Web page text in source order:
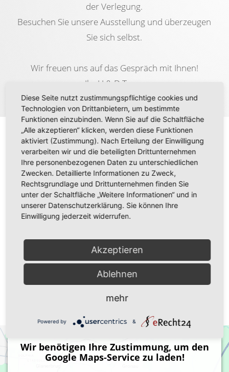
der Verlegung.
Besuchen Sie unsere Ausstellung und überzeugen
Sie sich selbst.
Wir freuen uns auf das Gespräch mit Ihnen!
Ihr H & D Team
Aktuelles
Durch die ständige Aktualisierung unseres
Fliesenfachmarktes und der Erweiterung
unseres Lagers können wir ganzjährig
Restposten zum Schnäppchenpreis anbieten.
Wir benötigen Ihre Zustimmung, um den
Google Maps-Service zu laden!
Diese Seite nutzt zustimmungspflichtige cookies und
Technologien von Drittanbietern, um bestimmte
Funktionen einzubinden. Wenn Sie auf die Schaltfläche
„Alle akzeptieren“ klicken, werden diese Funktionen
aktiviert (Zustimmung). Nach Erteilung der Einwilligung
verarbeiten wir und die beteiligten Drittunternehmen
Ihre personenbezogenen Daten zu unterschiedlichen
Zwecken. Detaillierte Informationen zu Zweck,
Rechtsgrundlage und Drittunternehmen finden Sie
unter der Schaltfläche „Weitere Informationen“ und in
unserer Datenschutzerklärung. Sie können Ihre
Einwilligung jederzeit widerrufen.
Akzeptieren
Ablehnen
mehr
Powered by &